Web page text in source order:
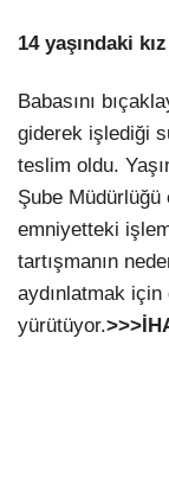
14 yaşındaki
Babasını
giderek işlediği
teslim oldu.
Şube Müdürlüğü
emniyetteki
tartışmanın
aydınlatmak
yürütüyor.